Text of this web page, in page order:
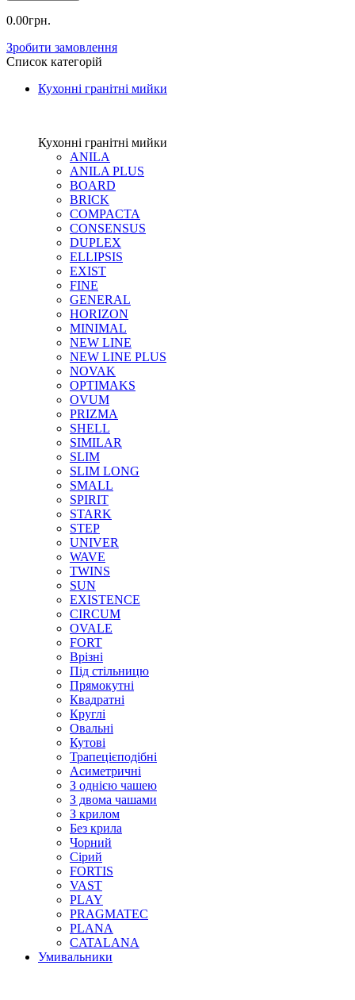
0.00грн.
Зробити замовлення
Список категорій
Кухонні гранітні мийки
Кухонні гранітні мийки
ANILA
ANILA PLUS
BOARD
BRICK
COMPACTA
CONSENSUS
DUPLEX
ELLIPSIS
EXIST
FINE
GENERAL
HORIZON
MINIMAL
NEW LINE
NEW LINE PLUS
NOVAK
OPTIMAKS
OVUM
PRIZMA
SHELL
SIMILAR
SLIM
SLIM LONG
SMALL
SPIRIT
STARK
STEP
UNIVER
WAVE
TWINS
SUN
EXISTENCE
CIRCUM
OVALE
FORT
Врізні
Під стільницю
Прямокутні
Квадратні
Круглі
Овальні
Кутові
Трапецієподібні
Асиметричні
З однією чашею
З двома чашами
З крилом
Без крила
Чорний
Сірий
FORTIS
VAST
PLAY
PRAGMATEC
PLANA
CATALANA
Умивальники